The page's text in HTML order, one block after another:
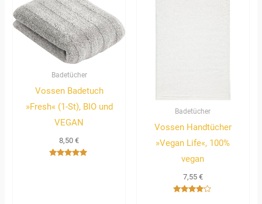
Badetücher
Vossen Badetuch
»Fresh« (1-St), BIO und
VEGAN
8,50€
Badetücher
Vossen Handtücher
»Vegan Life«, 100%
vegan
7,55 €